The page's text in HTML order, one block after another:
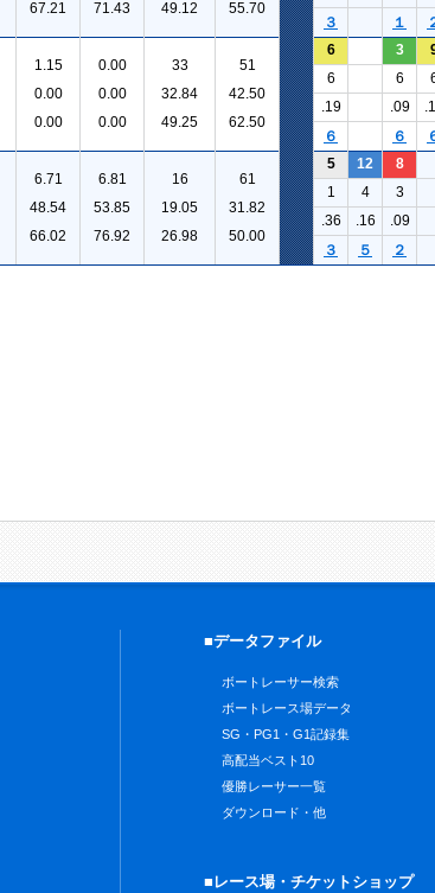
67.21
71.43
49.12
55.70
３
１
1.15
0.00
0.00
0.00
0.00
0.00
33
32.84
49.25
51
42.50
62.50
6 3
6
6
.19
.09
６
６
6.71
48.54
66.02
6.81
53.85
76.92
16
19.05
26.98
61
31.82
50.00
5 12 8
1 4
3
.36
.16
.09
３
５ ２
■データファイル
ボートレーサー検索
ボートレース場データ
SG・PG1・G1記録集
高配当ベスト10
優勝レーサー一覧
ダウンロード・他
■レース場・チケットショップ